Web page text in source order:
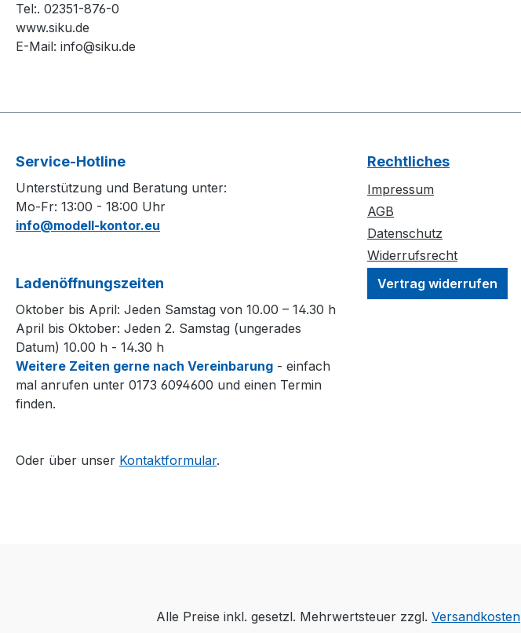
Tel:. 02351-876-0
www.siku.de
E-Mail: info@siku.de
Service-Hotline
Unterstützung und Beratung unter:
Mo-Fr: 13:00 - 18:00 Uhr
info@modell-kontor.eu
Ladenöffnungszeiten
Oktober bis April: Jeden Samstag von 10.00 – 14.30 h
April bis Oktober: Jeden 2. Samstag (ungerades
Datum) 10.00 h - 14.30 h
Weitere Zeiten gerne nach Vereinbarung - einfach
mal anrufen unter 0173 6094600 und einen Termin
finden.
Oder über unser Kontaktformular.
Rechtliches
Impressum
AGB
Datenschutz
Widerrufsrecht
Vertrag widerrufen
Alle Preise inkl. gesetzl. Mehrwertsteuer zzgl. Versandkosten